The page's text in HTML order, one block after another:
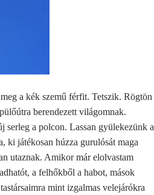
a kék szemű férfit. Tetszik. Rögtön
berendezett világomnak.
serleg a polcon. Lassan gyülekezünk a
játékosan húzza gurulósát maga
utaznak. Amikor már elolvastam
a felhőkből a habot, mások
mint izgalmas velejárókra